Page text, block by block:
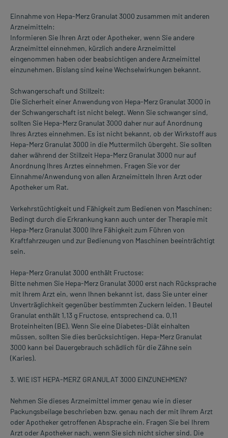
Einnahme von Hepa-Merz Granulat 3000 zusammen mit anderen
Arzneimitteln:
Informieren Sie Ihren Arzt oder Apotheker, wenn Sie andere
Arzneimittel einnehmen, kürzlich andere Arzneimittel
eingenommen haben oder beabsichtigen andere Arzneimittel
einzunehmen. Bislang sind keine Wechselwirkungen bekannt.
Schwangerschaft und Stillzeit:
Die Sicherheit einer Anwendung von Hepa-Merz Granulat 3000 in
der Schwangerschaft ist nicht belegt. Wenn Sie schwanger sind,
sollten Sie Hepa-Merz Granulat 3000 daher nur auf Anordnung
Ihres Arztes einnehmen. Es ist nicht bekannt, ob der Wirkstoff aus
Hepa-Merz Granulat 3000 in die Muttermilch übergeht. Sie sollten
daher während der Stillzeit Hepa-Merz Granulat 3000 nur auf
Anordnung Ihres Arztes einnehmen. Fragen Sie vor der
Einnahme/Anwendung von allen Arzneimitteln Ihren Arzt oder
Apotheker um Rat.
Verkehrstüchtigkeit und Fähigkeit zum Bedienen von Maschinen:
Bedingt durch die Erkrankung kann auch unter der Therapie mit
Hepa-Merz Granulat 3000 Ihre Fähigkeit zum Führen von
Kraftfahrzeugen und zur Bedienung von Maschinen beeinträchtigt
sein.
Hepa-Merz Granulat 3000 enthält Fructose:
Bitte nehmen Sie Hepa-Merz Granulat 3000 erst nach Rücksprache
mit Ihrem Arzt ein, wenn Ihnen bekannt ist, dass Sie unter einer
Unverträglichkeit gegenüber bestimmten Zuckern leiden. 1 Beutel
Granulat enthält 1,13 g Fructose, entsprechend ca. 0,11
Broteinheiten (BE). Wenn Sie eine Diabetes-Diät einhalten
müssen, sollten Sie dies berücksichtigen. Hepa-Merz Granulat
3000 kann bei Dauergebrauch schädlich für die Zähne sein
(Karies).
3. WIE IST HEPA-MERZ GRANULAT 3000 EINZUNEHMEN?
Nehmen Sie dieses Arzneimittel immer genau wie in dieser
Packungsbeilage beschrieben bzw. genau nach der mit Ihrem Arzt
oder Apotheker getroffenen Absprache ein. Fragen Sie bei Ihrem
Arzt oder Apotheker nach, wenn Sie sich nicht sicher sind. Die